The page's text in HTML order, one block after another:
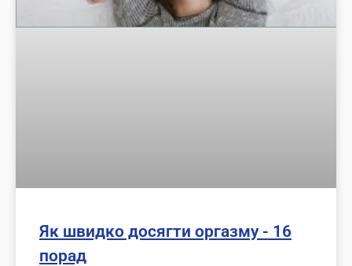
Як швидко досягти оргазму - 16
порад